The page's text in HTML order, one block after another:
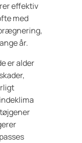
effektiv
med
år.
er alder